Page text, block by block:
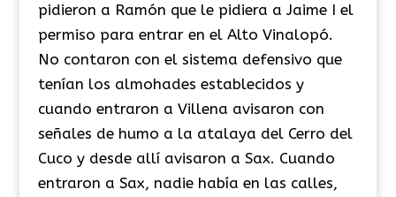
pidieron a Ramón que le pidiera a Jaime I el
permiso para entrar en el Alto Vinalopó.
No contaron con el sistema defensivo que
tenían los almohades establecidos y
cuando entraron a Villena avisaron con
señales de humo a la atalaya del Cerro del
Cuco y desde allí avisaron a Sax. Cuando
entraron a Sax, nadie había en las calles,